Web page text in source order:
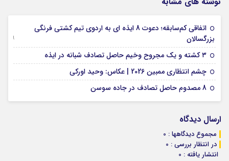
اتفاقی کم‌سابقه؛ دعوت 8 ایذه ای به اردوی تیم کشتی فرنگی
بزرگسالان
09 جولای 2026
۳ کشته و یک مجروح وخیم حاصل تصادف شبانه در ایذه
چشم انتظاری ممبین 2026 | عکاس: وحید اورکی
8 مصدوم حاصل تصادف در جاده سوسن
ارسال دیدگاه
مجموع دیدگاهها : 0
در انتظار بررسی : 0
انتشار یافته : 0